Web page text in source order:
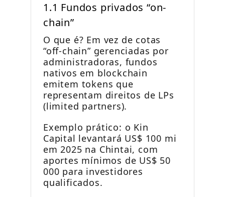
1.1 Fundos privados “on-
chain”
O que é? Em vez de cotas
“off-chain” gerenciadas por
administradoras, fundos
nativos em blockchain
emitem tokens que
representam direitos de LPs
(limited partners).
Exemplo prático: o Kin
Capital levantará US$ 100 mi
em 2025 na Chintai, com
aportes mínimos de US$ 50
000 para investidores
qualificados.